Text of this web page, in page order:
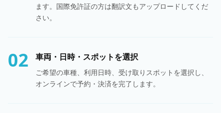
ます。国際免許証の方は翻訳文もアップロードしてくだ
さい。
02 車両・日時・スポットを選択
ご希望の車種、利用日時、受け取りスポットを選択し、
オンラインで予約・決済を完了します。